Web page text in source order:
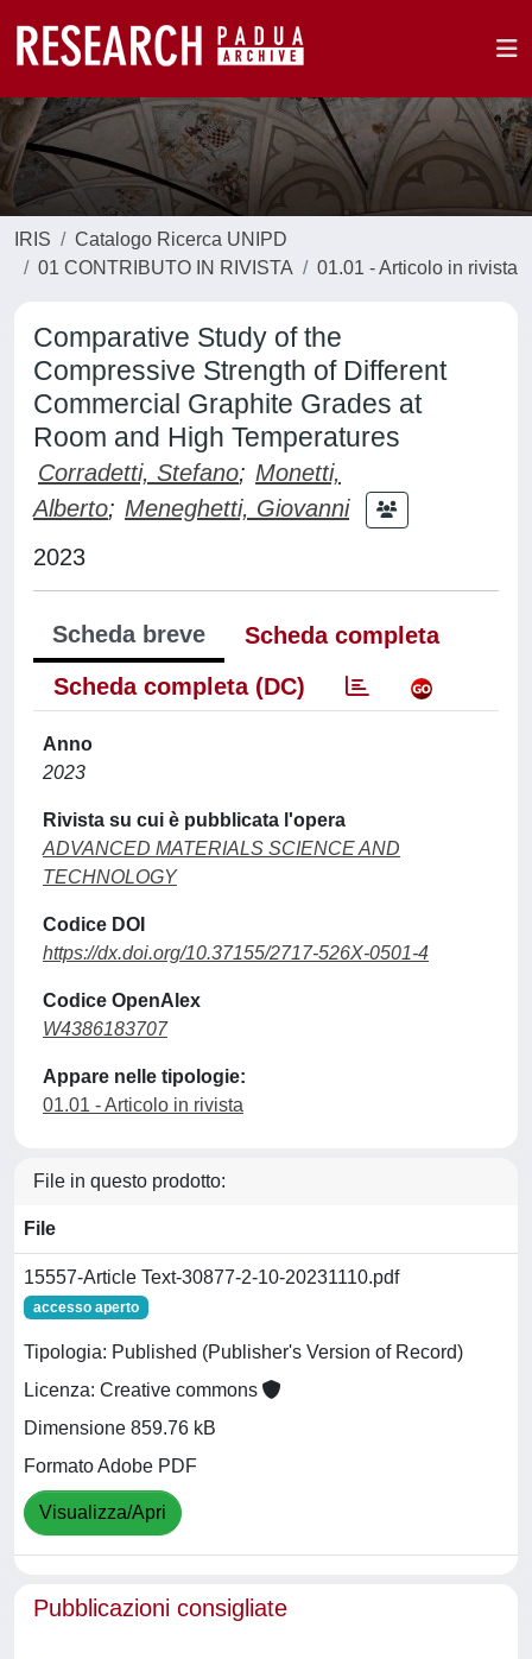
IRIS
Catalogo Ricerca UNIPD
01 CONTRIBUTO IN RIVISTA
01.01 - Articolo in rivista
Comparative Study of the
Compressive Strength of Different
Commercial Graphite Grades at
Room and High Temperatures
Corradetti, Stefano; Monetti,
Alberto; Meneghetti, Giovanni
2023
Scheda breve
Scheda completa
Scheda completa (DC)
Anno
2023
Rivista su cui è pubblicata l'opera
ADVANCED MATERIALS SCIENCE AND
TECHNOLOGY
Codice DOI
https://dx.doi.org/10.37155/2717-526X-0501-4
Codice OpenAlex
W4386183707
Appare nelle tipologie:
01.01 - Articolo in rivista
File in questo prodotto:
File
15557-Article Text-30877-2-10-20231110.pdf
accesso aperto
Tipologia: Published (Publisher's Version of Record)
Licenza: Creative commons
Dimensione 859.76 kB
Formato Adobe PDF
Visualizza/Apri
Pubblicazioni consigliate